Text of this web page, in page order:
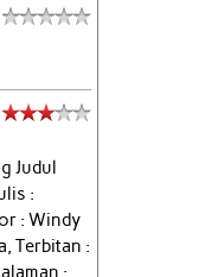
Judul
:
: Windy
Terbitan :
: